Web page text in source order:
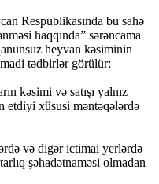
Respublikasında bu sahə
haqqında” sərəncama
heyvan kəsiminin
tədbirlər görülür:
kəsimi və satışı yalnız
etdiyi xüsusi məntəqələrdə
və digər ictimai yerlərdə
şəhadətnaməsi olmadan